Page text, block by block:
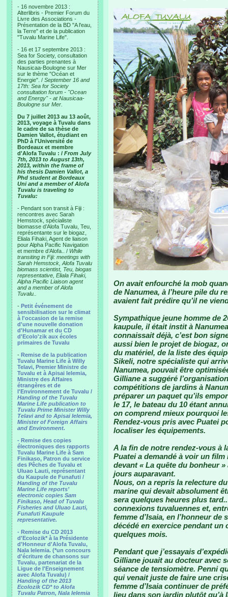
- 16 novembre 2013 :
Alterlibris - Premier Forum du
Livre des Associations -
Présentation de la BD "A l'eau,
la Terre" et de la publication
"Tuvalu Marine Life".
- 16 et 17 septembre 2013 :
Sea for Society, consultation
des parties prenantes à
Nausicaa-Boulogne sur Mer
sur le thème "Océan et
Energie". / September 16 and
17th: Sea for Society
consultation forum - "Ocean
and Energy" - at Nausicaa-
Boulogne sur Mer.
Du 7 juillet 2013 au 13 août,
2013, voyage à Tuvalu dans
le cadre de sa thèse de
Damien Vallot, étudiant en
PhD à l'Université de
Bordeaux et membre
d'Alofa Tuvalu : / From July
7th, 2013 to August 13th,
2013, within the frame of
his thesis Damien Vallot, a
Phd student at Bordeaux
Uni and a member of Alofa
Tuvalu is traveling to
Tuvalu:
- Pendant son transit à Fiji :
rencontres avec Sarah
Hemstock, spécialiste
biomasse d’Alofa Tuvalu, Teu,
représentante sur le biogaz,
Eliala Fihaki, Agent de liaison
pour Alpha Pacific Navigation
et membre d’Alofa.. / While
transiting in Fiji: meetings with
Sarah Hemstock, Alofa Tuvalu
biomass scientist, Teu, biogas
representative, Eliala Fihaki,
Alpha Pacific Liaison agent
and a member of Alofa
Tuvalu..
- Petit événement de
sensibilisation sur le climat
à l'occasion de la remise
d'une nouvelle donation
d'Hunamar et du CD
d'Ecolo'zik aux écoles
primaires de Tuvalu
- Remise de la publication
Tuvalu Marine Life à Willy
Telavi, Premier Ministre de
Tuvalu et à Apisai Ielemia,
Ministre des Affaires
étrangères et de
l'Environnement de Tuvalu /
Handing of the Tuvalu
Marine Life publication to
Tuvalu Prime Minister Willy
Telavi and to Apisai Ielemia,
Minister of Foreign Affairs
and Environment.
- Remise des copies
électroniques des rapports
Tuvalu Marine Life à Sam
Finikaso, Patron du service
des Pêches de Tuvalu et
Uluao Lauti, représentant
du Kaupule de Funafuti /
Handing of the Tuvalu
Marine Life reports’
electronic copies Sam
Finikaso, Head of Tuvalu
Fisheries and Uluao Lauti,
Funafuti Kaupule
representative.
- Remise du CD 2013
d'Ecolozik* à la Présidente
d'Honneur d'Alofa Tuvalu,
Nala Ielemia. (*un concours
d'écriture de chansons sur
Tuvalu, partenariat de la
Ligue de l'Enseignement
avec Alofa Tuvalu) /
Handing of the 2013
Ecolozik CD* to Alofa
Tuvalu Patron, Nala Ielemia
On avait enfourché la mob
de Nanumea, à l’heure pile du
avaient fait prédire qu’il ne
Sympathique jeune homme de
kaupule, il était instit à
connaissait déjà, c’est bon
aussi bien le projet de biogaz,
du matériel, de la liste des
Sikeli, notre spécialiste qui
Nanumea, pouvait être
Gilliane a suggéré
compétitions de jardins à
préparer un paquet qu’ils
le 17, le bateau du 10 étant
on comprend mieux pourquoi
Rendez-vous pris avec Puatei
localiser les équipements.
A la fin de notre rendez-vous à
Puatei a demandé à voir un film
devant « La quête du bonheur
jours auparavant.
Nous, on a repris la relecture
marine qui devait absolument
sera quelques heures plus
connexions tuvaluennes et,
femme d’Isaia, en l’honneur
décédé en exercice pendant un
quelques mois.
Pendant que j’essayais
Gilliane jouait au docteur avec
séance de tensiomètre. Penni
qui venait juste de faire une
femme d’Isaia continuer de
lieu dans son jardin plutôt